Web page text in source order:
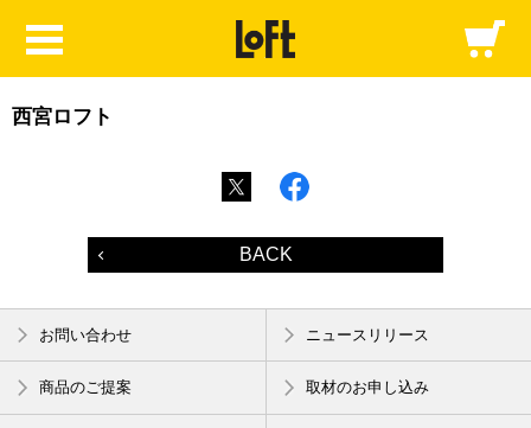
西宮ロフト
BACK
お問い合わせ ニュースリリース
商品のご提案 取材のお申し込み